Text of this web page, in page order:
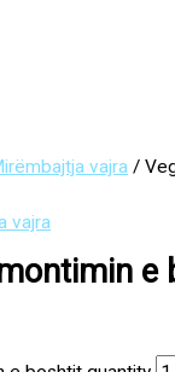
vajra /
vajra
e